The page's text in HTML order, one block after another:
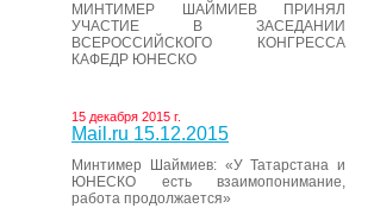
МИНТИМЕР ШАЙМИЕВ ПРИНЯЛ
УЧАСТИЕ В ЗАСЕДАНИИ
ВСЕРОССИЙСКОГО КОНГРЕССА
КАФЕДР ЮНЕСКО
15 декабря 2015 г.
Mail.ru 15.12.2015
Минтимер Шаймиев: «У Татарстана и
ЮНЕСКО есть взаимопонимание,
работа продолжается»